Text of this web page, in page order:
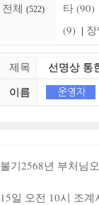
전체 (522)
타 (90)
(9) |
제목 선명상 통
이름
불기2568년 부처님
15일 오전 10시 조